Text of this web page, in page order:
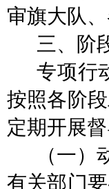
审旗大队
三、
阶
专项行
按照各阶
定期开展
（一）
有关部门要